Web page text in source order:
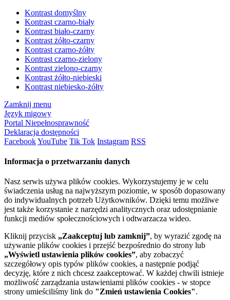
Kontrast domyślny
Kontrast czarno-biały
Kontrast biało-czarny
Kontrast żółto-czarny
Kontrast czarno-żółty
Kontrast czarno-zielony
Kontrast zielono-czarny
Kontrast żółto-niebieski
Kontrast niebiesko-żółty
Zamknij menu
Język migowy
Portal Niepełnosprawność
Deklaracja dostępności
FacebookYouTube Tik Tok Instagram RSS
Informacja o przetwarzaniu danych
Nasz serwis używa plików cookies. Wykorzystujemy je w celu
świadczenia usług na najwyższym poziomie, w sposób dopasowany
do indywidualnych potrzeb Użytkowników. Dzięki temu możliwe
jest także korzystanie z narzędzi analitycznych oraz udostępnianie
funkcji mediów społecznościowych i odtwarzacza wideo.
Kliknij przycisk „Zaakceptuj lub zamknij”, by wyrazić zgodę na
używanie plików cookies i przejść bezpośrednio do strony lub
„Wyświetl ustawienia plików cookies”, aby zobaczyć
szczegółowy opis typów plików cookies, a następnie podjąć
decyzję, które z nich chcesz zaakceptować. W każdej chwili istnieje
możliwość zarządzania ustawieniami plików cookies - w stopce
strony umieściliśmy link do "Zmień ustawienia Cookies".